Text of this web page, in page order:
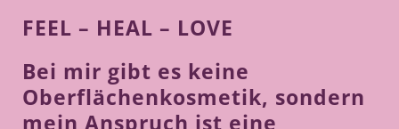
FEEL – HEAL – LOVE
Bei mir gibt es keine
Oberflächenkosmetik, sondern
mein Anspruch ist eine